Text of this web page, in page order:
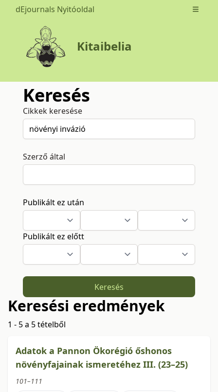
dEjournals Nyitóoldal Open
Kitaibelia
Keresés
Cikkek keresése
Szerző által
Publikált ez után
Publikált ez előtt
Keresés
Keresési eredmények
1 - 5 a 5 tételből
Adatok a Pannon Ökorégió őshonos
növényfajainak ismeretéhez III. (23–25)
101–111